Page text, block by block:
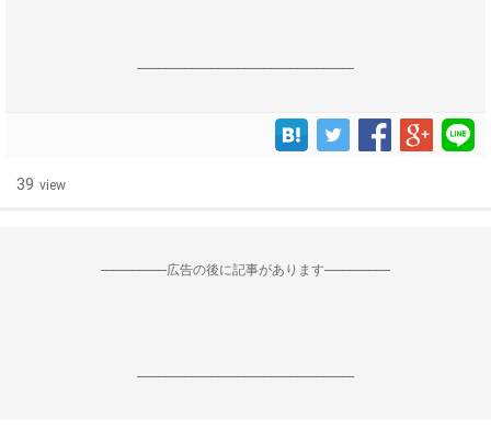
------------------------------------------------------------------
39 view
--------------------広告の後に記事があります--------------------
------------------------------------------------------------------